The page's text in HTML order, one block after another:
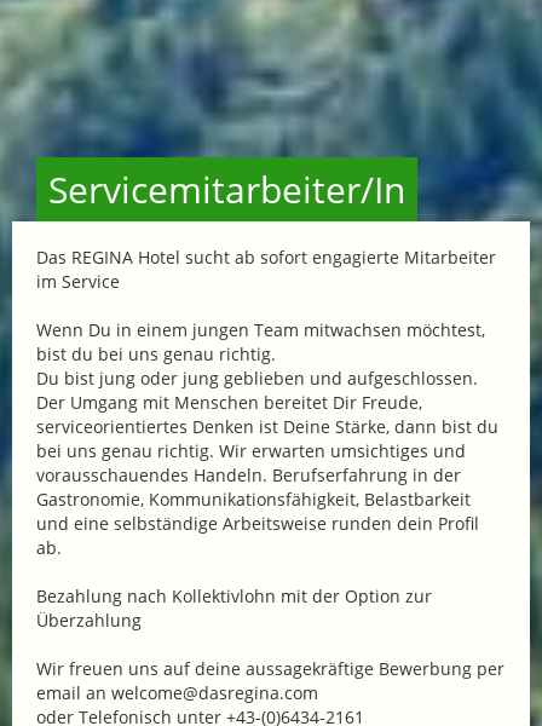
Servicemitarbeiter/In
Das REGINA Hotel sucht ab sofort engagierte Mitarbeiter
im Service
Wenn Du in einem jungen Team mitwachsen möchtest,
bist du bei uns genau richtig.
Du bist jung oder jung geblieben und aufgeschlossen.
Der Umgang mit Menschen bereitet Dir Freude,
serviceorientiertes Denken ist Deine Stärke, dann bist du
bei uns genau richtig. Wir erwarten umsichtiges und
vorausschauendes Handeln. Berufserfahrung in der
Gastronomie, Kommunikationsfähigkeit, Belastbarkeit
und eine selbständige Arbeitsweise runden dein Profil
ab.
Bezahlung nach Kollektivlohn mit der Option zur
Überzahlung
Wir freuen uns auf deine aussagekräftige Bewerbung per
email an welcome@dasregina.com
oder Telefonisch unter +43-(0)6434-2161